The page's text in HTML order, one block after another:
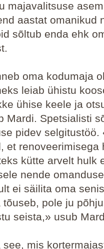
majavalitsuse
aastat omanikud
sõltub enda ehk
oma kodumaja
leiab ühistu
ühise keele ja
Mardi. Spetsialisti
pidev selgitustöö.
et renoveerimisega
kütte arvelt hulk
nende
ei säilita oma
pole ju
seista,» usub
mis